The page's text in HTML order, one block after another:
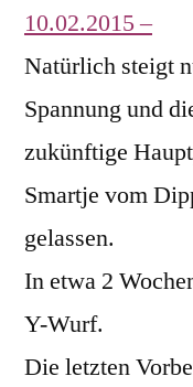
10.02.2015 –
Natürlich steigt
Spannung und
zukünftige
Smartje vom
gelassen.
In etwa 2
Y-Wurf.
Die letzten